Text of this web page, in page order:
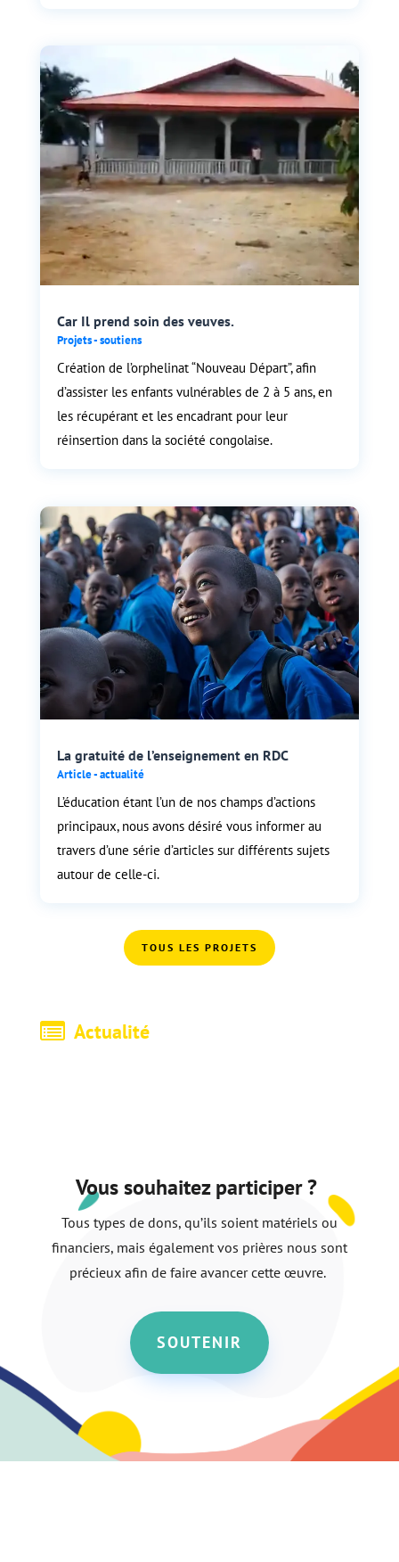
Car Il prend soin des veuves.
Projets - soutiens
Création de l’orphelinat “Nouveau Départ”, afin
d’assister les enfants vulnérables de 2 à 5 ans, en
les récupérant et les encadrant pour leur
réinsertion dans la société congolaise.
La gratuité de l’enseignement en RDC
Article - actualité
L’éducation étant l’un de nos champs d’actions
principaux, nous avons désiré vous informer au
travers d’une série d’articles sur différents sujets
autour de celle-ci.
TOUS LES PROJETS
Actualité
Vous souhaitez participer ?
Tous types de dons, qu’ils soient matériels ou
financiers, mais également vos prières nous sont
précieux afin de faire avancer cette œuvre.
SOUTENIR